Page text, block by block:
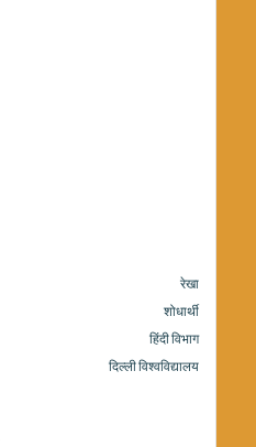
रेखा
शोधार्थी
हिंदी विभाग
दिल्ली विश्वविद्यालय